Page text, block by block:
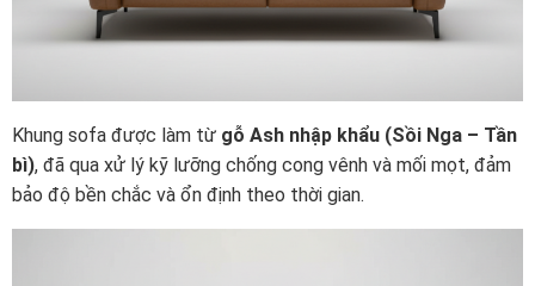
Khung sofa được làm từ gỗ Ash nhập khẩu (Sồi Nga – Tần
bì), đã qua xử lý kỹ lưỡng chống cong vênh và mối mọt, đảm
bảo độ bền chắc và ổn định theo thời gian.